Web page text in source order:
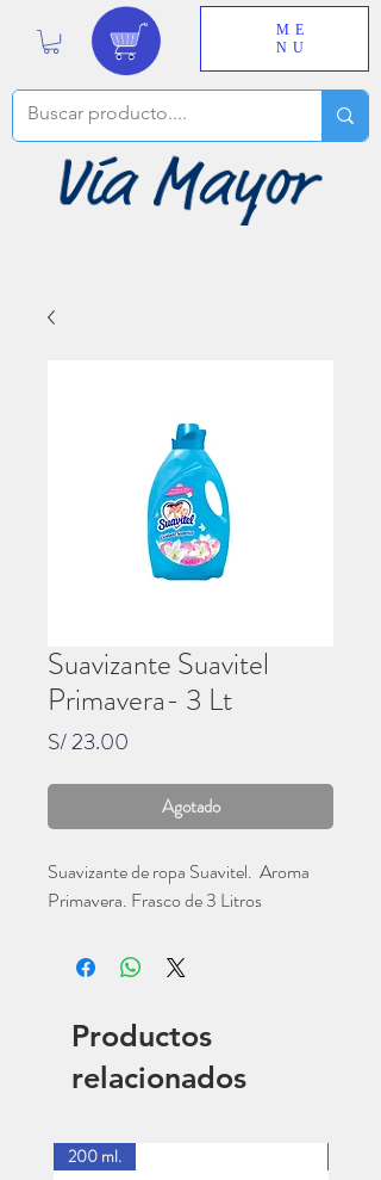
ME
NU
Suavizante Suavitel
Primavera- 3 Lt
S/ 23.00
Agotado
Suavizante de ropa Suavitel. Aroma
Primavera. Frasco de 3 Litros
Productos
relacionados
200 ml.